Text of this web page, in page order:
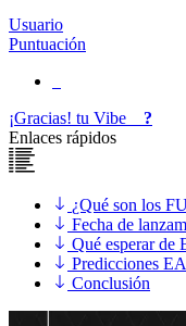
Usuario
Puntuación
¡Gracias! tu Vibe
?
Enlaces rápidos
¿Qué son los
Fecha de
Qué esperar de
Predicciones
Conclusión